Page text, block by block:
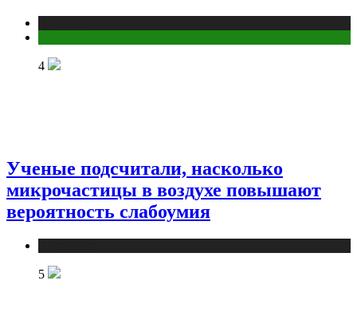
4
Ученые подсчитали, насколько
микрочастицы в воздухе повышают
вероятность слабоумия
5